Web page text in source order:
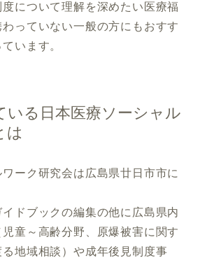
について理解を深めたい医療福
っていない一般の方にもおすす
います。
いる日本医療ソーシャル
は
ーク研究会は広島県廿日市市に
ドブックの編集の他に広島県内
童～高齢分野、原爆被害に関す
地域相談）や成年後見制度事